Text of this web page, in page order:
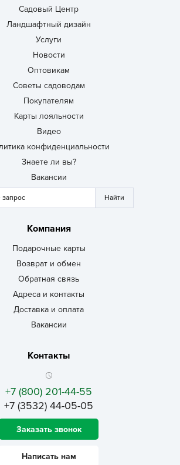
Садовый Центр
Ландшафтный дизайн
Услуги
Новости
Оптовикам
Советы садоводам
Покупателям
Карты лояльности
Видео
конфиденциальности
Знаете ли вы?
Вакансии
Компания
Подарочные карты
Возврат и обмен
Обратная связь
Адреса и контакты
Доставка и оплата
Вакансии
Контакты
+7 (800) 201-44-55
+7 (3532) 44-05-05
Заказать звонок
Написать нам